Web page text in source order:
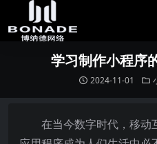
学习制作小程序
2024-11-01
在当今数字时代，移动